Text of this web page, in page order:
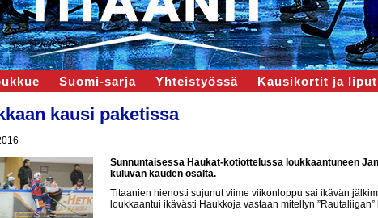
Suomi-sarja Yhteistyössä Kausikortit ja liput
kausi paketissa
Sunnuntaisessa Haukat-kotiottelussa loukkaantuneen
kuluvan kauden osalta.
Titaanien hienosti sujunut viime viikonloppu sai ikävän
loukkaantui ikävästi Haukkoja vastaan mitellyn